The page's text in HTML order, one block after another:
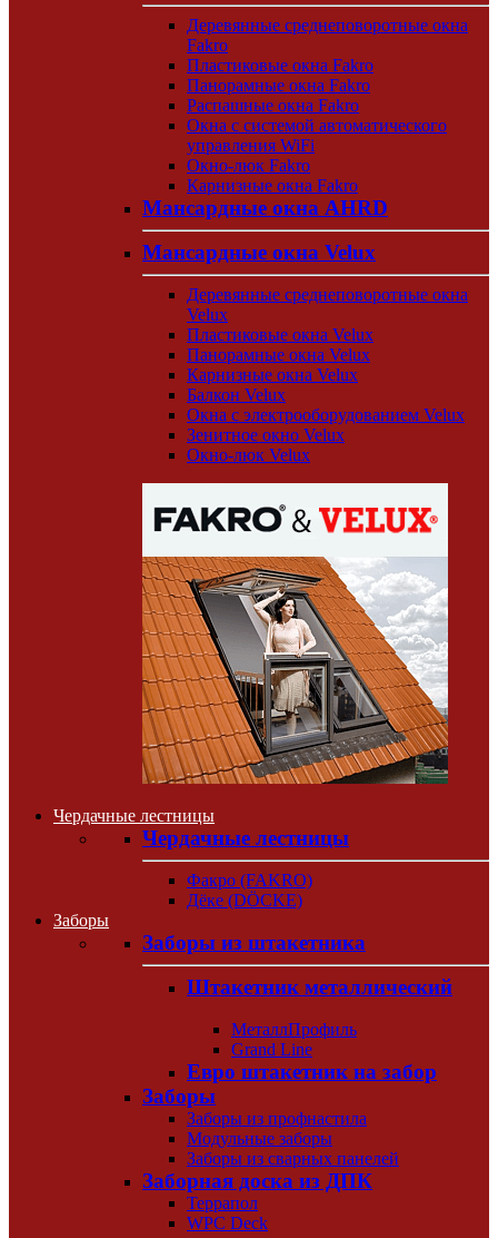
Деревянные среднеповоротные окна
Fakro
Пластиковые окна Fakro
Панорамные окна Fakro
Распашные окна Fakro
Окна с системой автоматического
управления WiFi
Окно-люк Fakro
Карнизные окна Fakro
Мансардные окна AHRD
Мансардные окна Velux
Деревянные среднеповоротные окна
Velux
Пластиковые окна Velux
Панорамные окна Velux
Карнизные окна Velux
Балкон Velux
Окна с электрооборудованием Velux
Зенитное окно Velux
Окно-люк Velux
Чердачные лестницы
Чердачные лестницы
Факро (FAKRO)
Дёке (DÖCKE)
Заборы
Заборы из штакетника
Штакетник металлический
МеталлПрофиль
Grand Line
Евро штакетник на забор
Заборы
Заборы из профнастила
Модульные заборы
Заборы из сварных панелей
Заборная доска из ДПК
Террапол
WPC Deck